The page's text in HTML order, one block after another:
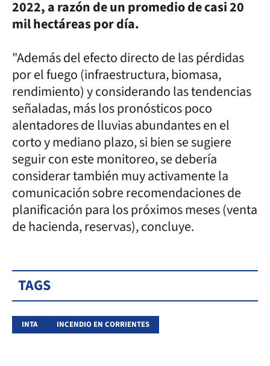
2022, a razón de un promedio de casi 20
mil hectáreas por día.
"Además del efecto directo de las pérdidas
por el fuego (infraestructura, biomasa,
rendimiento) y considerando las tendencias
señaladas, más los pronósticos poco
alentadores de lluvias abundantes en el
corto y mediano plazo, si bien se sugiere
seguir con este monitoreo, se debería
considerar también muy activamente la
comunicación sobre recomendaciones de
planificación para los próximos meses (venta
de hacienda, reservas), concluye.
TAGS
INTA INCENDIO EN CORRIENTES